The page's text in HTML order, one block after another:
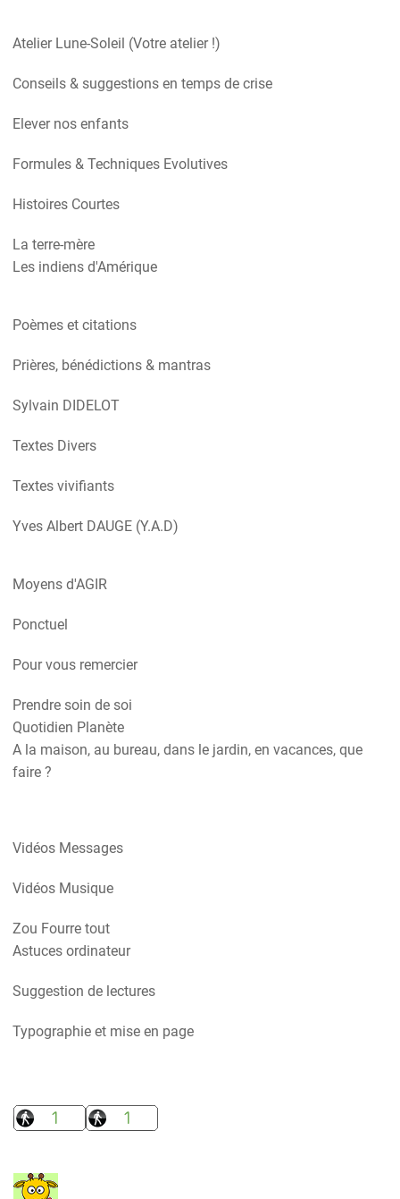
Atelier Lune-Soleil (Votre atelier !)
Conseils & suggestions en temps de crise
Elever nos enfants
Formules & Techniques Evolutives
Histoires Courtes
La terre-mère
Les indiens d'Amérique
Poèmes et citations
Prières, bénédictions & mantras
Sylvain DIDELOT
Textes Divers
Textes vivifiants
Yves Albert DAUGE (Y.A.D)
Moyens d'AGIR
Ponctuel
Pour vous remercier
Prendre soin de soi
Quotidien Planète
A la maison, au bureau, dans le jardin, en vacances, que
faire ?
Vidéos Messages
Vidéos Musique
Zou Fourre tout
Astuces ordinateur
Suggestion de lectures
Typographie et mise en page